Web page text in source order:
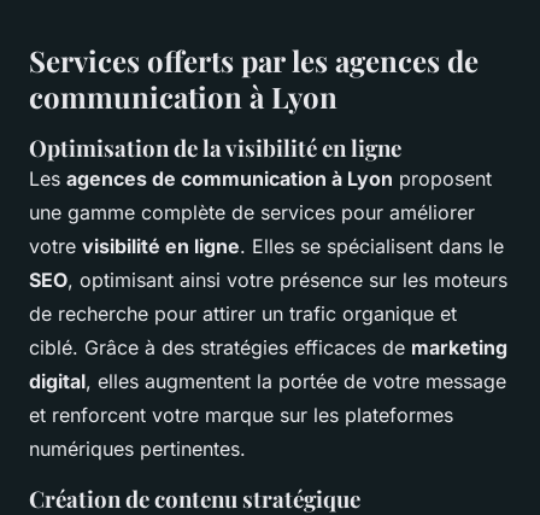
Services offerts par les agences de
communication à Lyon
Optimisation de la visibilité en ligne
Les agences de communication à Lyon proposent
une gamme complète de services pour améliorer
votre visibilité en ligne. Elles se spécialisent dans le
SEO, optimisant ainsi votre présence sur les moteurs
de recherche pour attirer un trafic organique et
ciblé. Grâce à des stratégies efficaces de marketing
digital, elles augmentent la portée de votre message
et renforcent votre marque sur les plateformes
numériques pertinentes.
Création de contenu stratégique